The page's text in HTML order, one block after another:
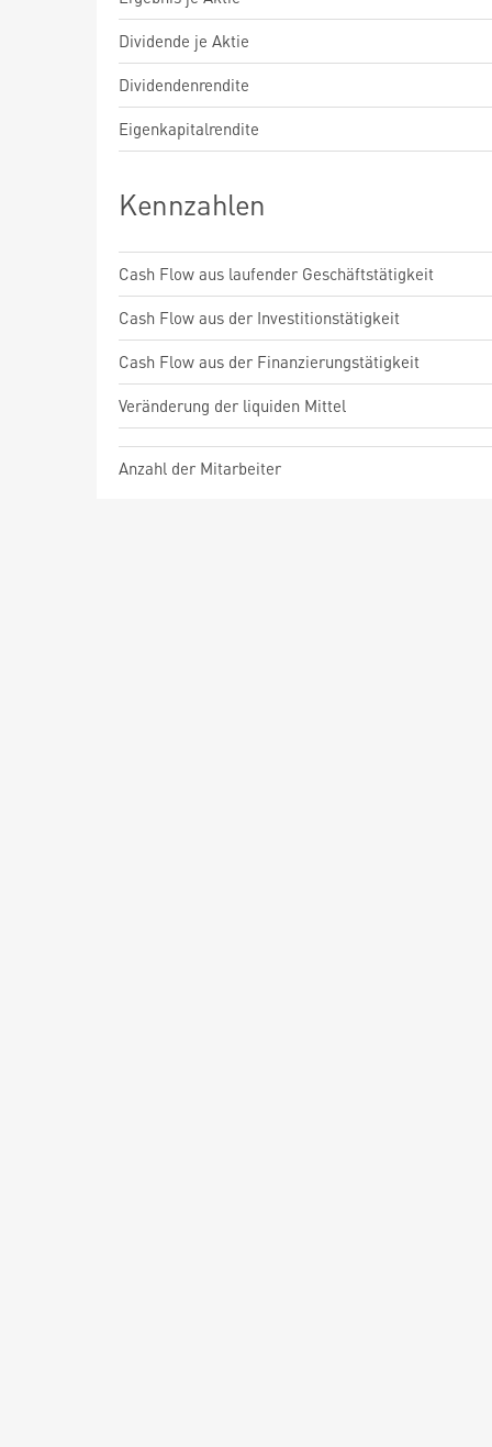
Dividende je Aktie
Dividendenrendite
Eigenkapitalrendite
Kennzahlen
Cash Flow aus laufender Geschäftstätigkeit
Cash Flow aus der Investitionstätigkeit
Cash Flow aus der Finanzierungstätigkeit
Veränderung der liquiden Mittel
Anzahl der Mitarbeiter